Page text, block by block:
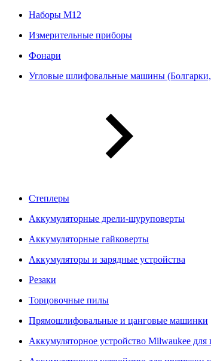
Наборы М12
Измерительные приборы
Фонари
Угловые шлифовальные машины
Степлеры
Аккумуляторные дрели-шуруповерты
Аккумуляторные гайковерты
Аккумуляторы и зарядные устройства
Резаки
Торцовочные пилы
Прямошлифовальные и цанговые машинки
Аккумуляторное устройство Milwaukee